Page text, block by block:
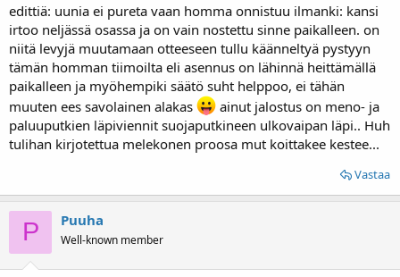
edittiä: uunia ei pureta vaan homma onnistuu ilmanki: kansi
irtoo neljässä osassa ja on vain nostettu sinne paikalleen. on
niitä levyjä muutamaan otteeseen tullu käänneltyä pystyyn
tämän homman tiimoilta eli asennus on lähinnä heittämällä
paikalleen ja myöhempiki säätö suht helppoo, ei tähän
muuten ees savolainen alakas
ainut jalostus on meno- ja
paluuputkien läpiviennit suojaputkineen ulkovaipan läpi.. Huh
tulihan kirjotettua melekonen proosa mut koittakee kestee...
Vastaa
P Puuha
Well-known member